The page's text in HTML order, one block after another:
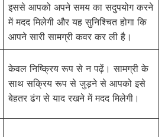
इससे आपको अपने समय का सदुपयोग करने
में मदद मिलेगी और यह सुनिश्चित होगा कि
आपने सारी सामग्री कवर कर ली है।
केवल निष्क्रिय रूप से न पढ़ें। सामग्री के
साथ सक्रिय रूप से जुड़ने से आपको इसे
बेहतर ढंग से याद रखने में मदद मिलेगी।